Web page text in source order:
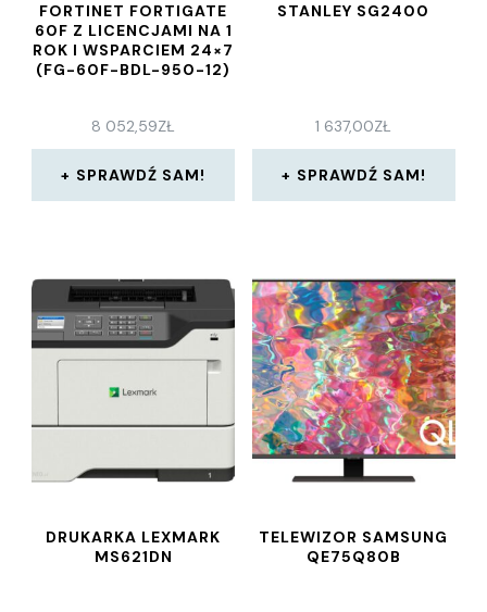
FORTINET FORTIGATE
60F Z LICENCJAMI NA 1
ROK I WSPARCIEM 24×7
(FG-60F-BDL-950-12)
8 052,59ZŁ
SPRAWDŹ SAM!
STANLEY SG2400
1 637,00ZŁ
SPRAWDŹ SAM!
DRUKARKA LEXMARK
MS621DN
TELEWIZOR SAMSUNG
QE75Q80B